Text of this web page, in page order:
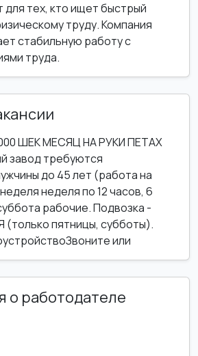
для тех, кто ищет быстрый
труду. Компания
стабильную работу с
труда.
ШЕК МЕСЯЦ НА РУКИ ПЕТАХ
завод требуются
до 45 лет (работа на
неделя по 12 часов, 6
рабочие. Подвозка -
пятницы, субботы).
или
работодателе